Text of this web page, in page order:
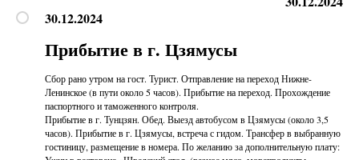
30.12.2024
Прибытие в г. Цзямусы
Сбор рано утром на гост. Турист. Отправление на переход Нижне-
Ленинское (в пути около 5 часов). Прибытие на переход. Прохождение
паспортного и таможенного контроля.
Прибытие в г. Тунцзян. Обед. Выезд автобусом в Цзямусы (около 3,5
часов). Прибытие в г. Цзямусы, встреча с гидом. Трансфер в выбранную
гостиницу, размещение в номера. По желанию за дополнительную плату: